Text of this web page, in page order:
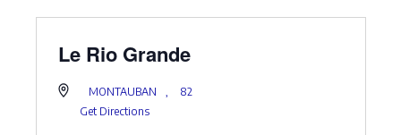
Le Rio Grande
MONTAUBAN ,
82
Get Directions